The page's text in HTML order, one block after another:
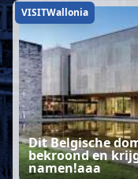
VISITWallonia
Dit Belgische
bekroond en
namen!aaa